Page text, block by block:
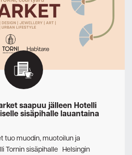
saapuu jälleen Hotelli
sisäpihalle lauantaina
tuo muodin, muotoilun ja
Tornin sisäpihalle Helsingin